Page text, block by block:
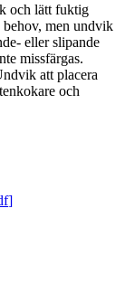
och lätt fuktig
behov, men undvik
eller slipande
missfärgas.
att placera
och
]